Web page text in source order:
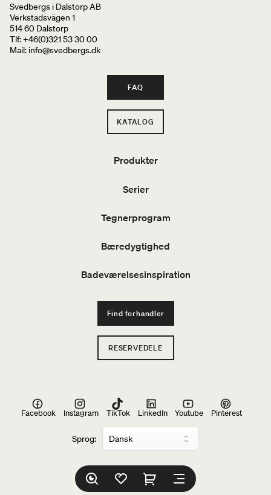
Svedbergs i Dalstorp AB
Verkstadsvägen 1
514 60 Dalstorp
Tlf: +46(0)321 53 30 00
Mail: info@svedbergs.dk
FAQ
KATALOG
Produkter
Serier
Tegnerprogram
Bæredygtighed
Badeværelsesinspiration
Find forhandler
RESERVEDELE
Sprog:
Facebook Instagram TikTok LinkedIn Youtube Pinterest